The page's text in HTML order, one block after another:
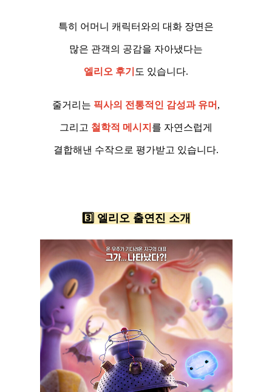
특히 어머니 캐릭터와의 대화 장면은
많은 관객의 공감을 자아냈다는
엘리오 후기 도 있습니다.
줄거리는 픽사의 전통적인 감성과 유머 ,
그리고 철학적 메시지 를 자연스럽게
결합해낸 수작으로 평가받고 있습니다.
3️⃣ 엘리오 출연진 소개